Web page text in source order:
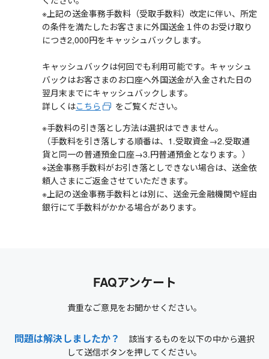
※上記の送金事務手数料（受取手数料）改定に伴い、所定
の条件を満たしたお客さまに外国送金１件のお受け取り
につき2,000円をキャッシュバックします。
キャッシュバックは何回でも利用可能です。キャッシュ
バックはお客さまのお口座へ外国送金が入金された日の
翌月末までにキャッシュバックします。
詳しくはこちら
をご覧ください。
※手数料の引き落とし方法は選択はできません。
（手数料を引き落しする順番は、1.受取資金→2.受取通
貨と同一の普通預金口座→3.円普通預金となります。）
※送金事務手数料がお引き落としできない場合は、送金依
頼人さまにご返金させていただきます。
※上記の送金事務手数料とは別に、送金元金融機関や経由
銀行にて手数料がかかる場合があります。
FAQアンケート
貴重なご意見をお聞かせください。
問題は解決しましたか？
該当するものを以下の中から選択
して送信ボタンを押してください。